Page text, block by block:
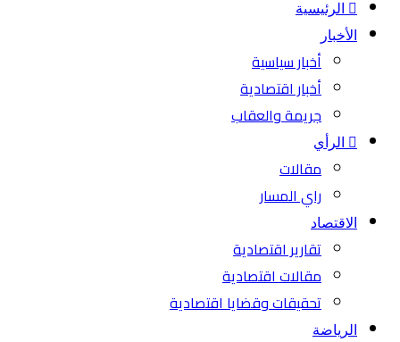
الرئيسية
الأخبار
أخبار سياسية
أخبار اقتصادية
جريمة والعقاب
الرأي
مقالات
راي المسار
الاقتصاد
تقارير اقتصادية
مقالات اقتصادية
تحقيقات وقضايا اقتصادية
الرياضة